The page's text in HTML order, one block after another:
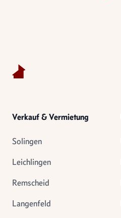
Verkauf & Vermietung
Solingen
Leichlingen
Remscheid
Langenfeld